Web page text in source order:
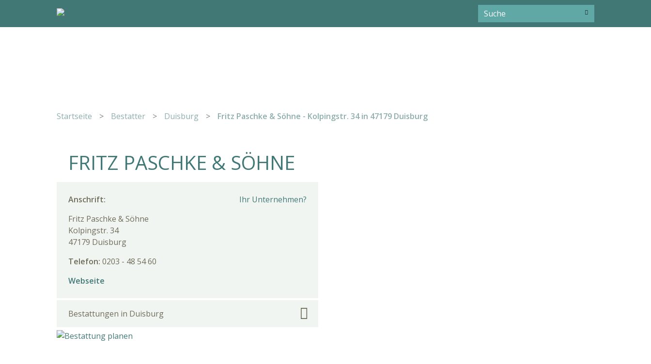
Startseite > Bestatter > Duisburg > Fritz Paschke & Söhne - Kolpingstr. 34 in 47179 Duisburg
FRITZ PASCHKE & SÖHNE
Ihr Unternehmen?
Anschrift:
Fritz Paschke & Söhne
Kolpingstr. 34
47179 Duisburg
Telefon: 0203 - 48 54 60
Webseite
Bestattungen in Duisburg